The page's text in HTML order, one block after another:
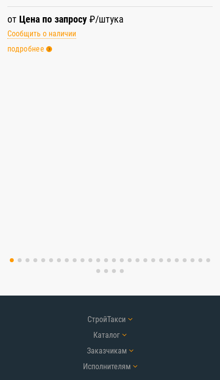
от Цена по запросу ₽/штука
Сообщить о наличии
подробнее
СтройТакси
Каталог
Заказчикам
Исполнителям